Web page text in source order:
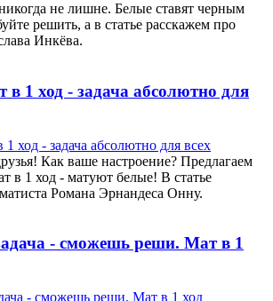
не лишне. Белые ставят черным
решить, а в статье расскажем про
Инкёва.
1 ход - задача абсолютно для
Как ваше настроение? Предлагаем
в 1 ход - матуют белые! В статье
Романа Эрнандеса Онну.
- сможешь реши. Мат в 1